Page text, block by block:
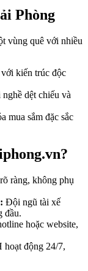
Phòng
vùng quê với nhiều
kiến trúc độc
dệt chiếu và
mua sắm đặc sắc
ràng, không phụ
Đội ngũ tài xế
đầu.
hoặc website,
động 24/7,